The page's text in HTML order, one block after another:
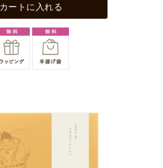
カートに入れる